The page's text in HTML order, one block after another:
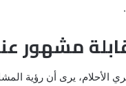
مشهور
الأحلام، يرى أن رؤية